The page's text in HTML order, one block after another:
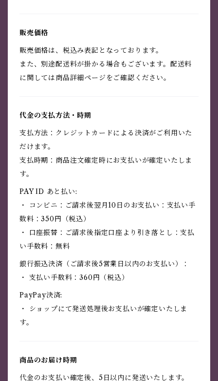
販売価格
販売価格は、税込み表記となっております。
また、別途配送料が掛かる場合もございます。配送料
に関しては商品詳細ページをご確認ください。
代金の支払方法・時期
支払方法：クレジットカードによる決済がご利用いた
だけます。
支払時期：商品注文確定時にお支払いが確定いたしま
す。
PAY ID あと払い:
・ コンビニ：ご請求後翌月10日のお支払い：支払い手
数料：350円（税込）
・ 口座振替：ご請求後指定口座より引き落とし：支払
い手数料：無料
銀行振込決済（ご請求後5営業日以内のお支払い）：
・ 支払い手数料：360円（税込）
PayPay決済:
・ ショップにて発送処理後お支払いが確定いたしま
す。
商品のお届け時期
代金のお支払い確定後、5日以内に発送いたします。